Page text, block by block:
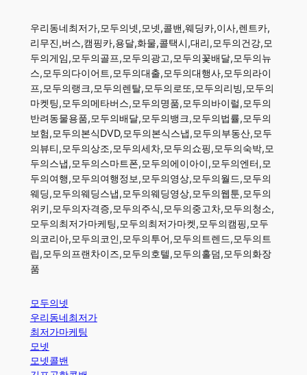
우리동네최저가,모두의넷,모넷,콜밴,웨딩카,이사,렌트카,
리무진,버스,캠핑카,용달,화물,콜택시,대리,모두의건강,모
두의게임,모두의골프,모두의광고,모두의꽃배달,모두의뉴
스,모두의다이어트,모두의대출,모두의대행사,모두의라이
프,모두의랭크,모두의렌탈,모두의로또,모두의리빙,모두의
마켓팅,모두의메타버스,모두의명품,모두의바이럴,모두의
반려동물용품,모두의배달,모두의뱅크,모두의법률,모두의
보험,모두의본식DVD,모두의본식스냅,모두의부동산,모두
의뷰티,모두의상조,모두의세차,모두의쇼핑,모두의숙박,모
두의스냅,모두의스마트폰,모두의에이아이,모두의엔터,모
두의여행,모두의여행정보,모두의영상,모두의월드,모두의
웨딩,모두의웨딩스냅,모두의웨딩영상,모두의웹툰,모두의
위키,모두의자격증,모두의주식,모두의중고차,모두의청소,
모두의최저가마케팅,모두의최저가마켓,모두의캠핑,모두
의코리아,모두의코인,모두의투어,모두의트렌드,모두의트
립,모두의프랜차이즈,모두의호텔,모두의홀덤,모두의화장
품
모두의넷
우리동네최저가
최저가마케팅
모넷
모넷콜밴